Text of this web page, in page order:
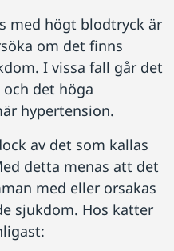
med högt blodtryck är
om det finns
I vissa fall går det
det höga
hypertension.
av det som kallas
detta menas att det
med eller orsakas
sjukdom. Hos katter